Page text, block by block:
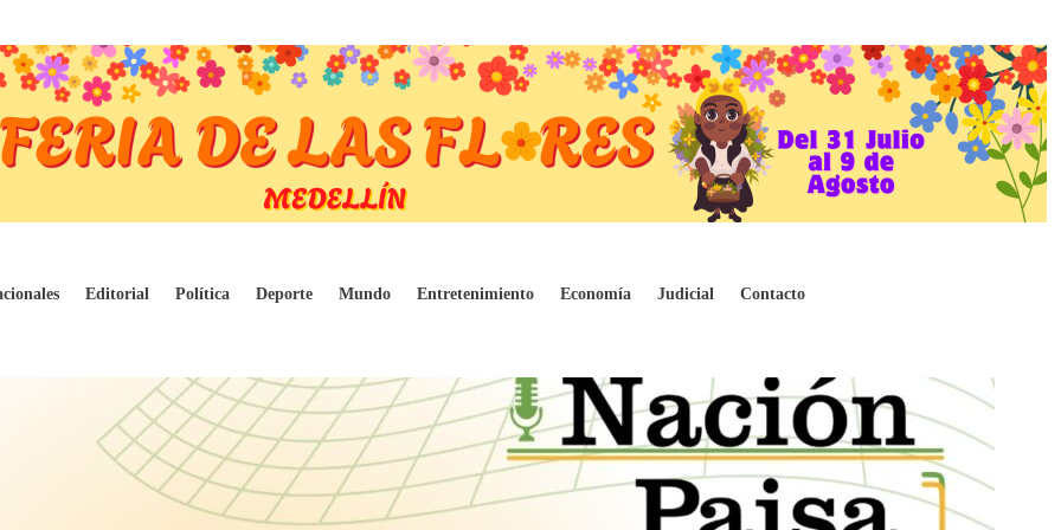
Editorial Política Deporte Mundo Entretenimiento Economía Judicial Contacto